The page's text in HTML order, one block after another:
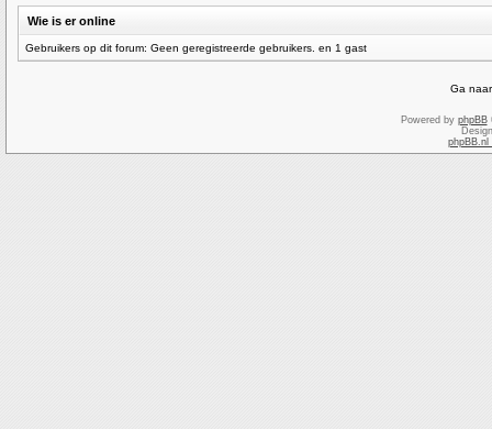
Wie is er online
Gebruikers op dit forum: Geen geregistreerde gebruikers. en 1 gast
Ga
Powered by phpBB
phpBB.nl